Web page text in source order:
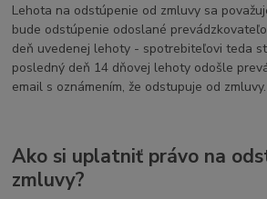
Lehota na odstúpenie od zmluvy sa
bude odstúpenie odoslané
deň uvedenej lehoty - spotrebiteľovi teda
posledný deň 14 dňovej lehoty odošle
email s oznámením, že odstupuje od zmluvy.
Ako si uplatniť právo na
zmluvy?